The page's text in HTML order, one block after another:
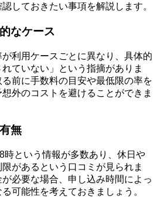
しておきたい事項を解説します。
なケース
利用ケースごとに異なり、具体的
ていない」という指摘がありま
前に手数料の目安や最低限の率を
外のコストを避けることができま
無
時という情報が多数あり、休日や
があるという口コミが見られま
必要な場合、申し込み時間によっ
可能性を考えておきましょう。